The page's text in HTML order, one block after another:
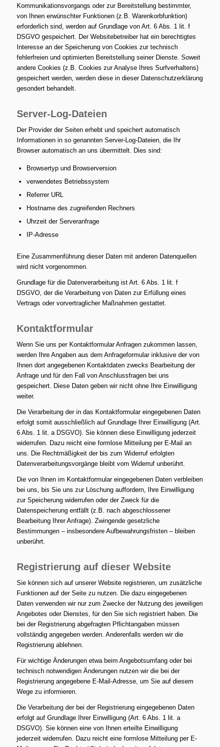
Kommunikationsvorgangs oder zur Bereitstellung bestimmter,
von Ihnen erwünschter Funktionen (z.B. Warenkorbfunktion)
erforderlich sind, werden auf Grundlage von Art. 6 Abs. 1 lit. f
DSGVO gespeichert. Der Websitebetreiber hat ein berechtigtes
Interesse an der Speicherung von Cookies zur technisch
fehlerfreien und optimierten Bereitstellung seiner Dienste. Soweit
andere Cookies (z.B. Cookies zur Analyse Ihres Surfverhaltens)
gespeichert werden, werden diese in dieser Datenschutzerklärung
gesondert behandelt.
Server-Log-Dateien
Der Provider der Seiten erhebt und speichert automatisch
Informationen in so genannten Server-Log-Dateien, die Ihr
Browser automatisch an uns übermittelt. Dies sind:
Browsertyp und Browserversion
verwendetes Betriebssystem
Referrer URL
Hostname des zugreifenden Rechners
Uhrzeit der Serveranfrage
IP-Adresse
Eine Zusammenführung dieser Daten mit anderen Datenquellen
wird nicht vorgenommen.
Grundlage für die Datenverarbeitung ist Art. 6 Abs. 1 lit. f
DSGVO, der die Verarbeitung von Daten zur Erfüllung eines
Vertrags oder vorvertraglicher Maßnahmen gestattet.
Kontaktformular
Wenn Sie uns per Kontaktformular Anfragen zukommen lassen,
werden Ihre Angaben aus dem Anfrageformular inklusive der von
Ihnen dort angegebenen Kontaktdaten zwecks Bearbeitung der
Anfrage und für den Fall von Anschlussfragen bei uns
gespeichert. Diese Daten geben wir nicht ohne Ihre Einwilligung
weiter.
Die Verarbeitung der in das Kontaktformular eingegebenen Daten
erfolgt somit ausschließlich auf Grundlage Ihrer Einwilligung (Art.
6 Abs. 1 lit. a DSGVO). Sie können diese Einwilligung jederzeit
widerrufen. Dazu reicht eine formlose Mitteilung per E-Mail an
uns. Die Rechtmäßigkeit der bis zum Widerruf erfolgten
Datenverarbeitungsvorgänge bleibt vom Widerruf unberührt.
Die von Ihnen im Kontaktformular eingegebenen Daten verbleiben
bei uns, bis Sie uns zur Löschung auffordern, Ihre Einwilligung
zur Speicherung widerrufen oder der Zweck für die
Datenspeicherung entfällt (z.B. nach abgeschlossener
Bearbeitung Ihrer Anfrage). Zwingende gesetzliche
Bestimmungen – insbesondere Aufbewahrungsfristen – bleiben
unberührt.
Registrierung auf dieser Website
Sie können sich auf unserer Website registrieren, um zusätzliche
Funktionen auf der Seite zu nutzen. Die dazu eingegebenen
Daten verwenden wir nur zum Zwecke der Nutzung des jeweiligen
Angebotes oder Dienstes, für den Sie sich registriert haben. Die
bei der Registrierung abgefragten Pflichtangaben müssen
vollständig angegeben werden. Anderenfalls werden wir die
Registrierung ablehnen.
Für wichtige Änderungen etwa beim Angebotsumfang oder bei
technisch notwendigen Änderungen nutzen wir die bei der
Registrierung angegebene E-Mail-Adresse, um Sie auf diesem
Wege zu informieren.
Die Verarbeitung der bei der Registrierung eingegebenen Daten
erfolgt auf Grundlage Ihrer Einwilligung (Art. 6 Abs. 1 lit. a
DSGVO). Sie können eine von Ihnen erteilte Einwilligung
jederzeit widerrufen. Dazu reicht eine formlose Mitteilung per E-